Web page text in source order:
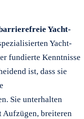
Yacht-
Yacht-
fundierte Kenntnisse
ist, dass sie
Sie unterhalten
Aufzügen, breiteren